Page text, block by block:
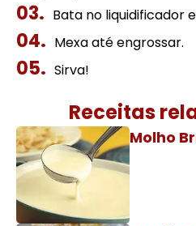
Bata no liquidificador
Mexa até engrossar.
Sirva!
Receitas
Molho